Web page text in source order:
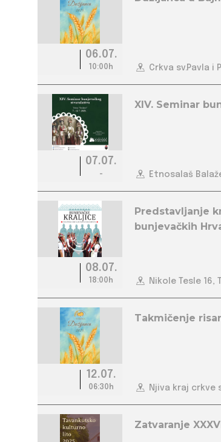
06.07.
10:00h Crkva sv.Pavla i
07.07.
-
XIV. Seminar
Etnosalaš
08.07.
18:00h
Predstavljanje
bunjevačkih
Nikole Tesle 16,
12.07.
06:30h
Takmičenje
Njiva kraj crkve
Zatvaranje